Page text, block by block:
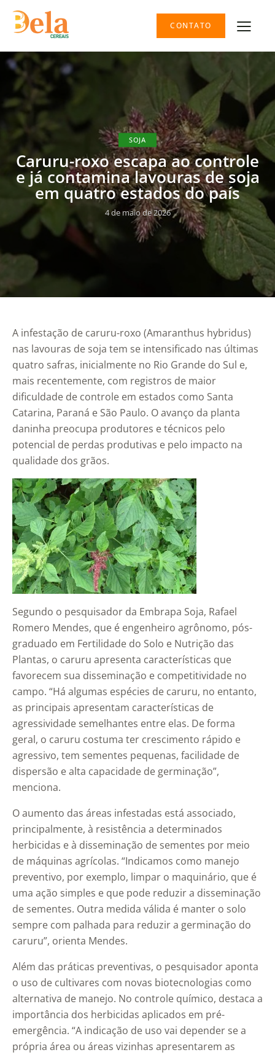
CONTATO
SOJA
Caruru-roxo escapa ao controle
e já contamina lavouras de soja
em quatro estados do país
4 de maio de 2026
A infestação de caruru-roxo (Amaranthus hybridus)
nas lavouras de soja tem se intensificado nas últimas
quatro safras, inicialmente no Rio Grande do Sul e,
mais recentemente, com registros de maior
dificuldade de controle em estados como Santa
Catarina, Paraná e São Paulo. O avanço da planta
daninha preocupa produtores e técnicos pelo
potencial de perdas produtivas e pelo impacto na
qualidade dos grãos.
Segundo o pesquisador da Embrapa Soja, Rafael
Romero Mendes, que é engenheiro agrônomo, pós-
graduado em Fertilidade do Solo e Nutrição das
Plantas, o caruru apresenta características que
favorecem sua disseminação e competitividade no
campo. “Há algumas espécies de caruru, no entanto,
as principais apresentam características de
agressividade semelhantes entre elas. De forma
geral, o caruru costuma ter crescimento rápido e
agressivo, tem sementes pequenas, facilidade de
dispersão e alta capacidade de germinação”,
menciona.
O aumento das áreas infestadas está associado,
principalmente, à resistência a determinados
herbicidas e à disseminação de sementes por meio
de máquinas agrícolas. “Indicamos como manejo
preventivo, por exemplo, limpar o maquinário, que é
uma ação simples e que pode reduzir a disseminação
de sementes. Outra medida válida é manter o solo
sempre com palhada para reduzir a germinação do
caruru”, orienta Mendes.
Além das práticas preventivas, o pesquisador aponta
o uso de cultivares com novas biotecnologias como
alternativa de manejo. No controle químico, destaca a
importância dos herbicidas aplicados em pré-
emergência. “A indicação de uso vai depender se a
própria área ou áreas vizinhas apresentarem as